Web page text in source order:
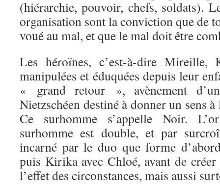
(hiérarchie, pouvoir, chefs, soldats).
organisation sont la conviction que de
voué au mal, et que le mal doit être
Les héroïnes, c’est-à-dire
manipulées et éduquées depuis leur
« grand retour », avènement
Nietzschéen destiné à donner un sens
Ce surhomme s’appelle Noir.
surhomme est double, et par
incarné par le duo que forme
puis Kirika avec Chloé, avant de
l’effet des circonstances, mais aussi